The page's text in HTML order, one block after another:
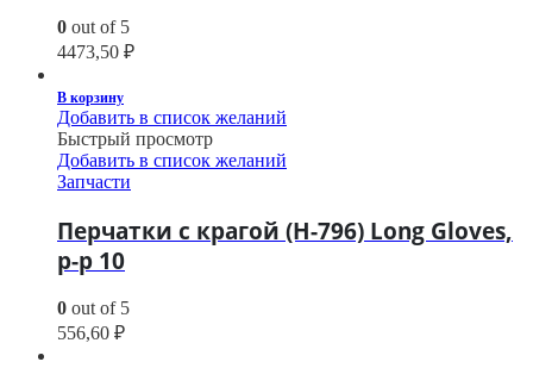
0 out of 5
4473,50 ₽
В корзину
Добавить в список желаний
Быстрый просмотр
Добавить в список желаний
Запчасти
Перчатки с крагой (H-796) Long Gloves,
р-р 10
0 out of 5
556,60 ₽